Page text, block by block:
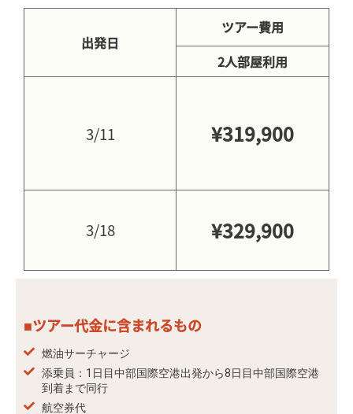
出発日
ツアー費用
2人部屋利用
3/11 ¥319,900
3/18 ¥329,900
■ツアー代金に含まれるもの
燃油サーチャージ
添乗員：1日目中部国際空港出発から8日目中部国際空港
到着まで同行
航空券代